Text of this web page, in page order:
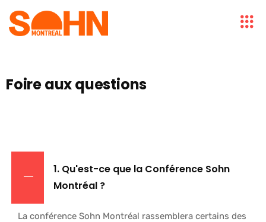
Foire aux questions
1. Qu'est-ce que la Conférence Sohn
Montréal ?
La conférence Sohn Montréal rassemblera certains des